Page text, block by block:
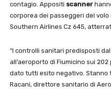
contagio. Appositi scanner
corporea dei passeggeri del
Southern Airlines Cz 645,
“I controlli sanitari predisposti
all’aeroporto di Fiumicino sui
dato tutti esito negativo. Stanno
Racani, direttore sanitario di